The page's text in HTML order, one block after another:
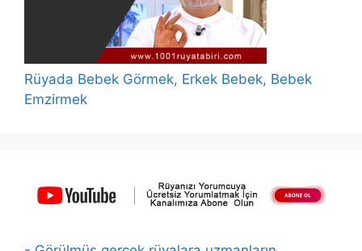
Rüyada Bebek Görmek, Erkek Bebek, Bebek
Emzirmek